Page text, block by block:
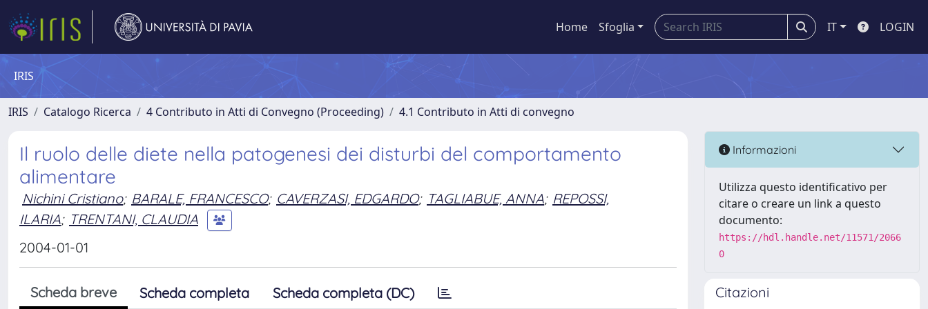
Home Sfoglia IT LOGIN
IRIS
IRIS Catalogo Ricerca 4 Contributo in Atti di Convegno (Proceeding) 4.1 Contributo in Atti di convegno
Il ruolo delle diete nella patogenesi dei disturbi del comportamento
alimentare
Nichini Cristiano; BARALE, FRANCESCO; CAVERZASI, EDGARDO; TAGLIABUE, ANNA; REPOSSI,
ILARIA; TRENTANI, CLAUDIA
2004-01-01
Scheda breve Scheda completa Scheda completa (DC)
Informazioni
Utilizza questo identificativo per
citare o creare un link a questo
documento:
https://hdl.handle.net/11571/2066
0
Citazioni